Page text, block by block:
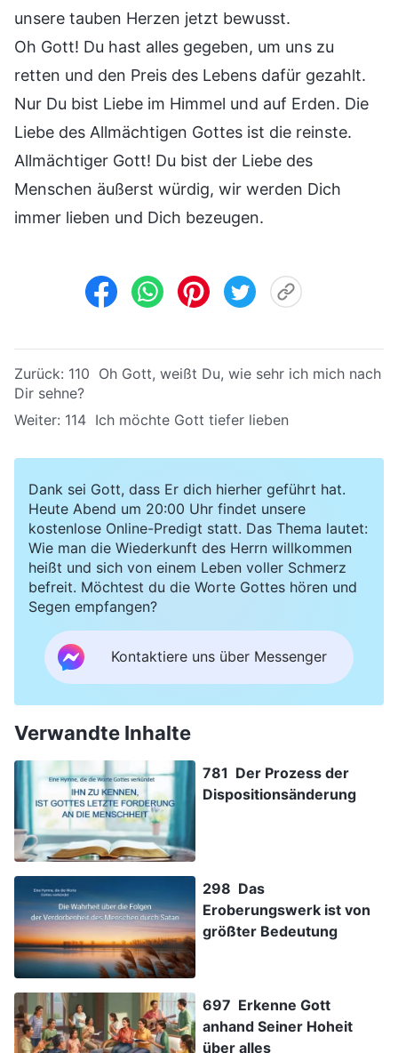
unsere tauben Herzen jetzt bewusst.
Oh Gott! Du hast alles gegeben, um uns zu
retten und den Preis des Lebens dafür gezahlt.
Nur Du bist Liebe im Himmel und auf Erden. Die
Liebe des Allmächtigen Gottes ist die reinste.
Allmächtiger Gott! Du bist der Liebe des
Menschen äußerst würdig, wir werden Dich
immer lieben und Dich bezeugen.
Zurück: 110 Oh Gott, weißt Du, wie sehr ich mich nach
Dir sehne?
Weiter: 114 Ich möchte Gott tiefer lieben
Dank sei Gott, dass Er dich hierher geführt hat.
Heute Abend um 20:00 Uhr findet unsere
kostenlose Online-Predigt statt. Das Thema lautet:
Wie man die Wiederkunft des Herrn willkommen
heißt und sich von einem Leben voller Schmerz
befreit. Möchtest du die Worte Gottes hören und
Segen empfangen?
Kontaktiere uns über Messenger
Verwandte Inhalte
781 Der Prozess der
Dispositionsänderung
298 Das
Eroberungswerk ist von
größter Bedeutung
697 Erkenne Gott
anhand Seiner Hoheit
über alles